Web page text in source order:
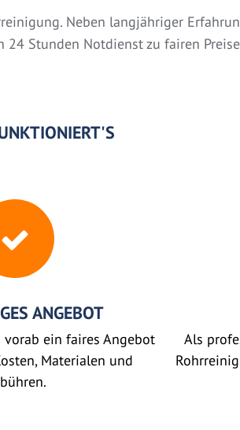
Neben langjähriger
Stunden Notdienst zu fairen
ANGEBOT
ein faires Angebot
Materialen und
Als